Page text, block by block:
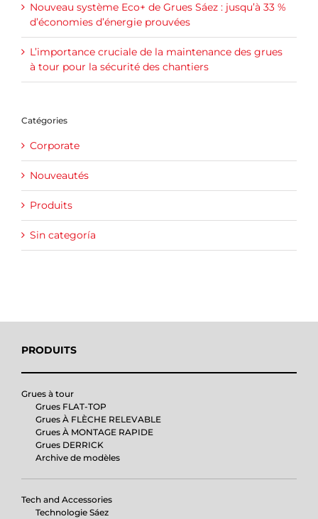
Nouveau système Eco+ de Grues Sáez : jusqu’à 33 %
d’économies d’énergie prouvées
L’importance cruciale de la maintenance des grues
à tour pour la sécurité des chantiers
Catégories
Corporate
Nouveautés
Produits
Sin categoría
PRODUITS
Grues à tour
Grues FLAT-TOP
Grues À FLÈCHE RELEVABLE
Grues À MONTAGE RAPIDE
Grues DERRICK
Archive de modèles
Tech and Accessories
Technologie Sáez